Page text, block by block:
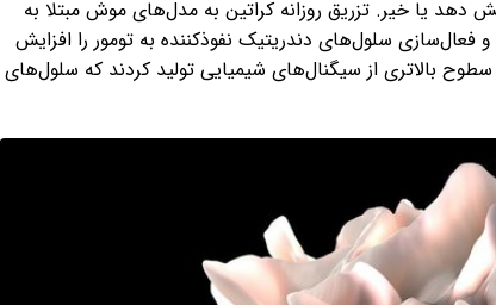
دهد یا خیر. تزریق روزانه‌ کراتین به مدل‌های موش مبتلا به
فعال‌سازی سلول‌های دندریتیک نفوذکننده به تومور را افزایش
بالاتری از سیگنال‌های شیمیایی تولید کردند که سلول‌های